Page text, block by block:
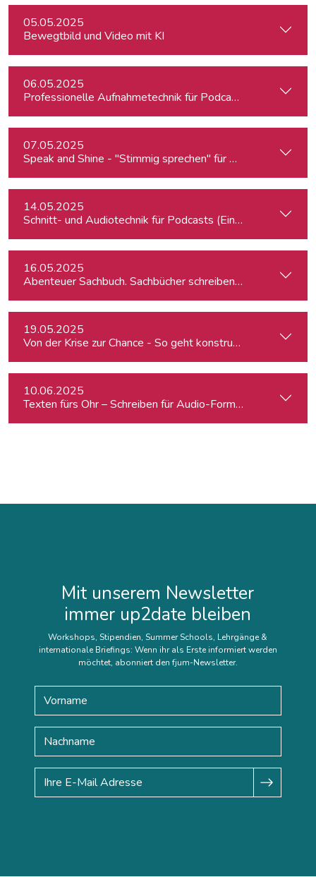
05.05.2025
Bewegtbild und Video mit KI
06.05.2025
Professionelle Aufnahmetechnik für Podcasts & Radio
07.05.2025
Speak and Shine - "Stimmig sprechen" für Podcast,
14.05.2025
Schnitt- und Audiotechnik für Podcasts (Einsteiger:innen)
16.05.2025
Abenteuer Sachbuch. Sachbücher schreiben für
19.05.2025
Von der Krise zur Chance - So geht konstruktiver
10.06.2025
Texten fürs Ohr – Schreiben für Audio-Formate
Mit unserem Newsletter
immer up2date bleiben
Workshops, Stipendien, Summer Schools, Lehrgänge &
internationale Briefings: Wenn ihr als Erste informiert werden
möchtet, abonniert den fjum-Newsletter.